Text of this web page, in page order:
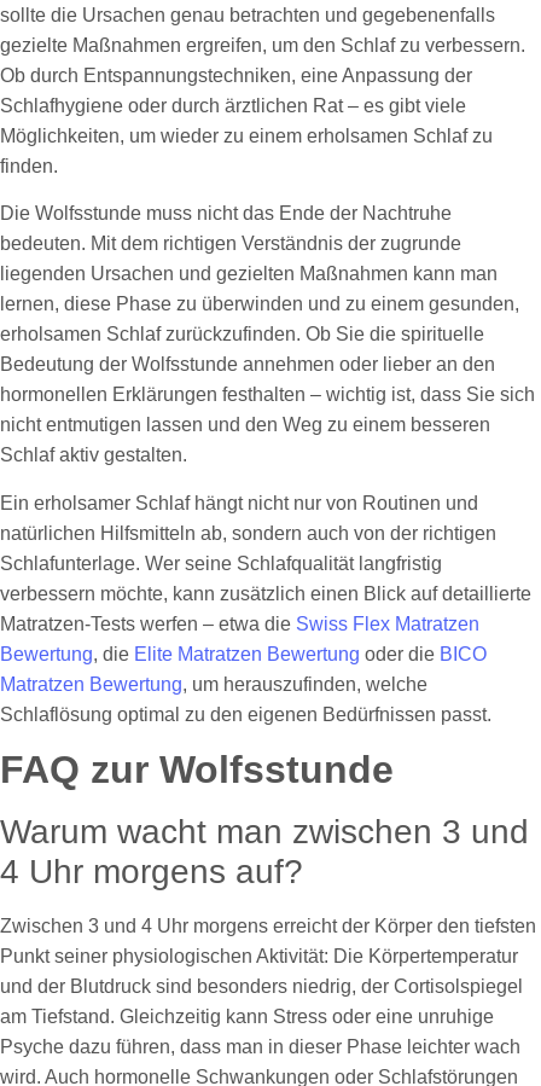
sollte die Ursachen genau betrachten und gegebenenfalls
gezielte Maßnahmen ergreifen, um den Schlaf zu verbessern.
Ob durch Entspannungstechniken, eine Anpassung der
Schlafhygiene oder durch ärztlichen Rat – es gibt viele
Möglichkeiten, um wieder zu einem erholsamen Schlaf zu
finden.
Die Wolfsstunde muss nicht das Ende der Nachtruhe
bedeuten. Mit dem richtigen Verständnis der zugrunde
liegenden Ursachen und gezielten Maßnahmen kann man
lernen, diese Phase zu überwinden und zu einem gesunden,
erholsamen Schlaf zurückzufinden. Ob Sie die spirituelle
Bedeutung der Wolfsstunde annehmen oder lieber an den
hormonellen Erklärungen festhalten – wichtig ist, dass Sie sich
nicht entmutigen lassen und den Weg zu einem besseren
Schlaf aktiv gestalten.
Ein erholsamer Schlaf hängt nicht nur von Routinen und
natürlichen Hilfsmitteln ab, sondern auch von der richtigen
Schlafunterlage. Wer seine Schlafqualität langfristig
verbessern möchte, kann zusätzlich einen Blick auf detaillierte
Matratzen-Tests werfen – etwa die Swiss Flex Matratzen
Bewertung, die Elite Matratzen Bewertung oder die BICO
Matratzen Bewertung, um herauszufinden, welche
Schlaflösung optimal zu den eigenen Bedürfnissen passt.
FAQ zur Wolfsstunde
Warum wacht man zwischen 3 und
4 Uhr morgens auf?
Zwischen 3 und 4 Uhr morgens erreicht der Körper den tiefsten
Punkt seiner physiologischen Aktivität: Die Körpertemperatur
und der Blutdruck sind besonders niedrig, der Cortisolspiegel
am Tiefstand. Gleichzeitig kann Stress oder eine unruhige
Psyche dazu führen, dass man in dieser Phase leichter wach
wird. Auch hormonelle Schwankungen oder Schlafstörungen